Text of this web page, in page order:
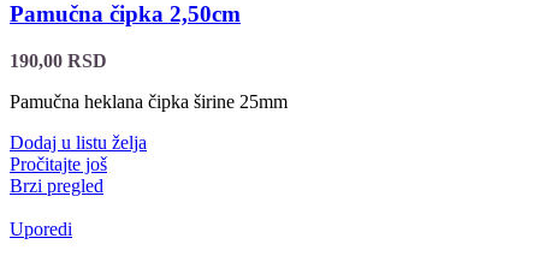
Pamučna čipka 2,50cm
190,00 RSD
Pamučna heklana čipka širine 25mm
Dodaj u listu želja
Pročitajte još
Brzi pregled
Uporedi